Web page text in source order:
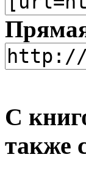
С
также